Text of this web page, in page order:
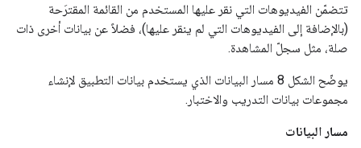
تتضمّن الفيديوهات التي نقر عليها المستخدم من القائمة المقترَحة
(بالإضافة إلى الفيديوهات التي لم ينقر عليها)، فضلاً عن بيانات أخرى ذات
صلة، مثل سجلّ المشاهدة.
يوضّح الشكل 8 مسار البيانات الذي يستخدم بيانات التطبيق لإنشاء
مجموعات بيانات التدريب والاختبار.
مسار البيانات